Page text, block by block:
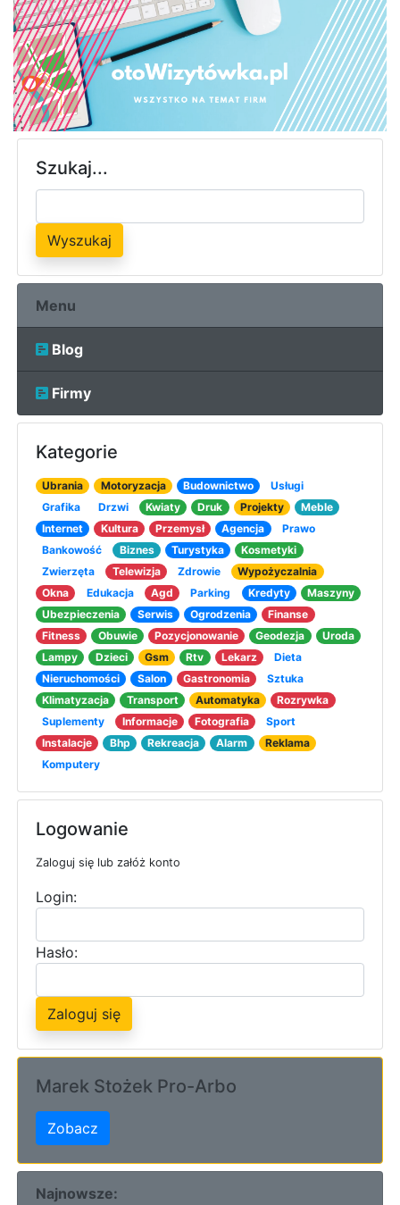
Szukaj...
Wyszukaj
Menu
Blog
Firmy
Kategorie
Ubrania Motoryzacja Budownictwo
Usługi
Grafika
Drzwi Kwiaty Druk Projekty
Meble
Internet
Kultura Przemysł Agencja
Prawo
Bankowość
Biznes Turystyka
Kosmetyki
Zwierzęta
Telewizja Zdrowie
Wypożyczalnia
Okna
Edukacja Agd Parking Kredyty
Maszyny
Ubezpieczenia
Serwis Ogrodzenia
Finanse
Fitness
Obuwie Pozycjonowanie Geodezja
Uroda
Lampy
Dzieci Gsm Rtv Lekarz
Dieta
Nieruchomości
Salon Gastronomia
Sztuka
Klimatyzacja
Transport Automatyka
Rozrywka
Suplementy
Informacje Fotografia
Sport
Instalacje
Bhp Rekreacja Alarm
Reklama
Komputery
Logowanie
Zaloguj się lub załóż konto
Login:
Hasło:
Zaloguj się
Marek Stożek Pro-Arbo
Zobacz
Najnowsze: